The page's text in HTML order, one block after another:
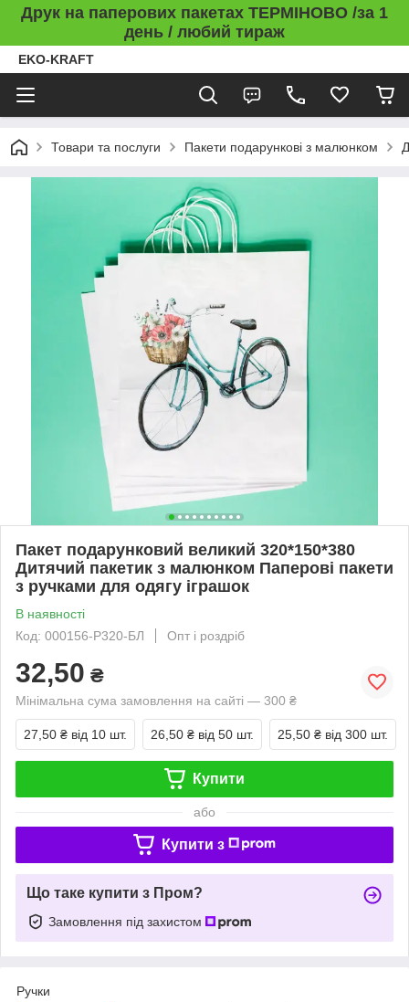
Друк на паперових пакетах ТЕРМІНОВО /за 1
день / любий тираж
EKO-KRAFT
Товари та послуги Пакети подарункові з малюнком
Пакет подарунковий великий 320*150*380
Дитячий пакетик з малюнком Паперові пакети
з ручками для одягу іграшок
В наявності
Код: 000156-Р320-БЛ
Опт і роздріб
32,50 ₴
Мінімальна сума замовлення на сайті — 300 ₴
27,50 ₴ від 10 шт. 26,50 ₴ від 50 шт. 25,50 ₴ від 300 шт.
Купити
або
Купити з
Що таке купити з Пром?
Замовлення під захистом
Ручки